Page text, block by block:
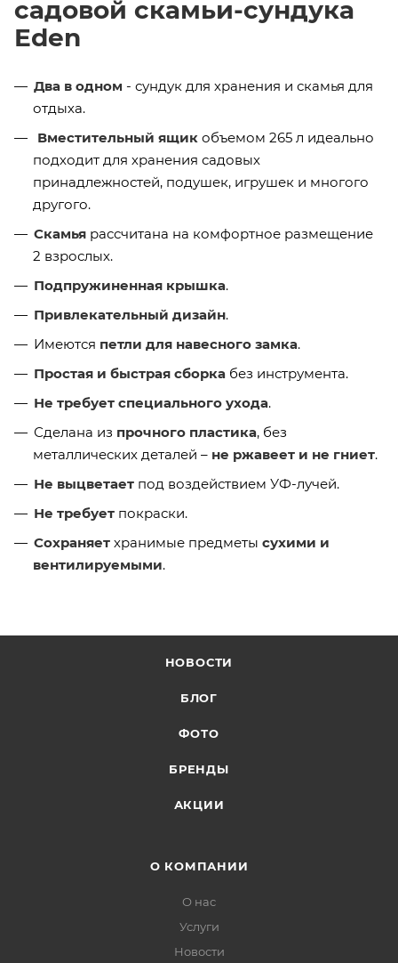
садовой скамьи-сундука
Eden
Два в одном - сундук для хранения и скамья для
отдыха.
Вместительный ящик объемом 265 л идеально
подходит для хранения садовых
принадлежностей, подушек, игрушек и многого
другого.
Скамья рассчитана на комфортное размещение
2 взрослых.
Подпружиненная крышка.
Привлекательный дизайн.
Имеются петли для навесного замка.
Простая и быстрая сборка без инструмента.
Не требует специального ухода.
Сделана из прочного пластика, без
металлических деталей – не ржавеет и не гниет.
Не выцветает под воздействием УФ-лучей.
Не требует покраски.
Сохраняет хранимые предметы сухими и
вентилируемыми.
НОВОСТИ
БЛОГ
ФОТО
БРЕНДЫ
АКЦИИ
О КОМПАНИИ
О нас
Услуги
Новости